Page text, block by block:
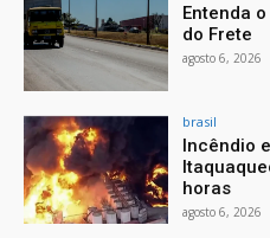
Entenda
do Frete
agosto 6, 2026
brasil
Incêndio
horas
agosto 6, 2026